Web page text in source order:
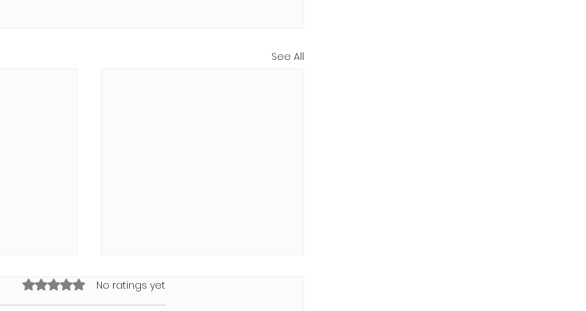
See All
Rated 0 out of 5 stars.No ratings yet